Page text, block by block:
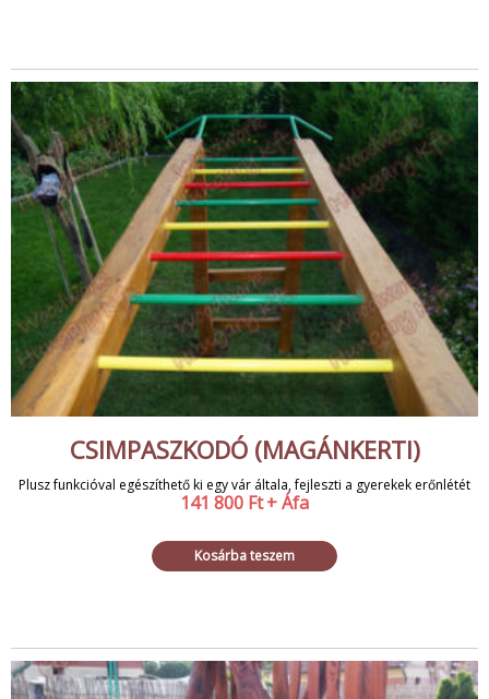
CSIMPASZKODÓ (MAGÁNKERTI)
Plusz funkcióval egészíthető ki egy vár általa, fejleszti a gyerekek erőnlétét
141 800 Ft+ Áfa
Kosárba teszem